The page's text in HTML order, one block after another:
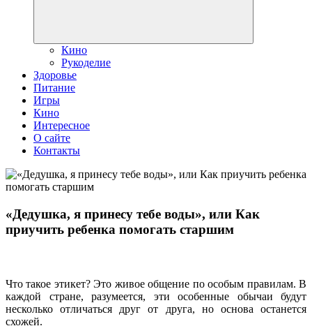
Кино
Рукоделие
Здоровье
Питание
Игры
Кино
Интересное
О сайте
Контакты
«Дедушка, я принесу тебе воды», или Как
приучить ребенка помогать старшим
Что такое этикет? Это живое общение по особым правилам. В
каждой стране, разумеется, эти особенные обычаи будут
несколько отличаться друг от друга, но основа останется
схожей.